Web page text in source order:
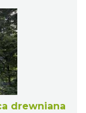
drewniana